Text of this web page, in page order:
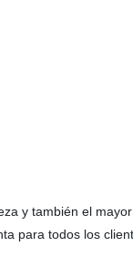
y también el
para todos los